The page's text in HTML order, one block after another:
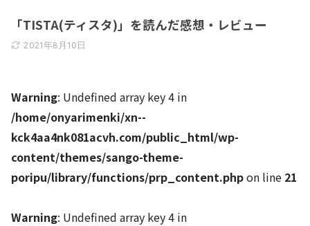
「TISTA(ティスタ)」を読んだ感想・レビュー
2021年8月10日
Warning: Undefined array key 4 in
/home/onyarimenki/xn--
kck4aa4nk081acvh.com/public_html/wp-
content/themes/sango-theme-
poripu/library/functions/prp_content.phpon line 21
Warning: Undefined array key 4 in